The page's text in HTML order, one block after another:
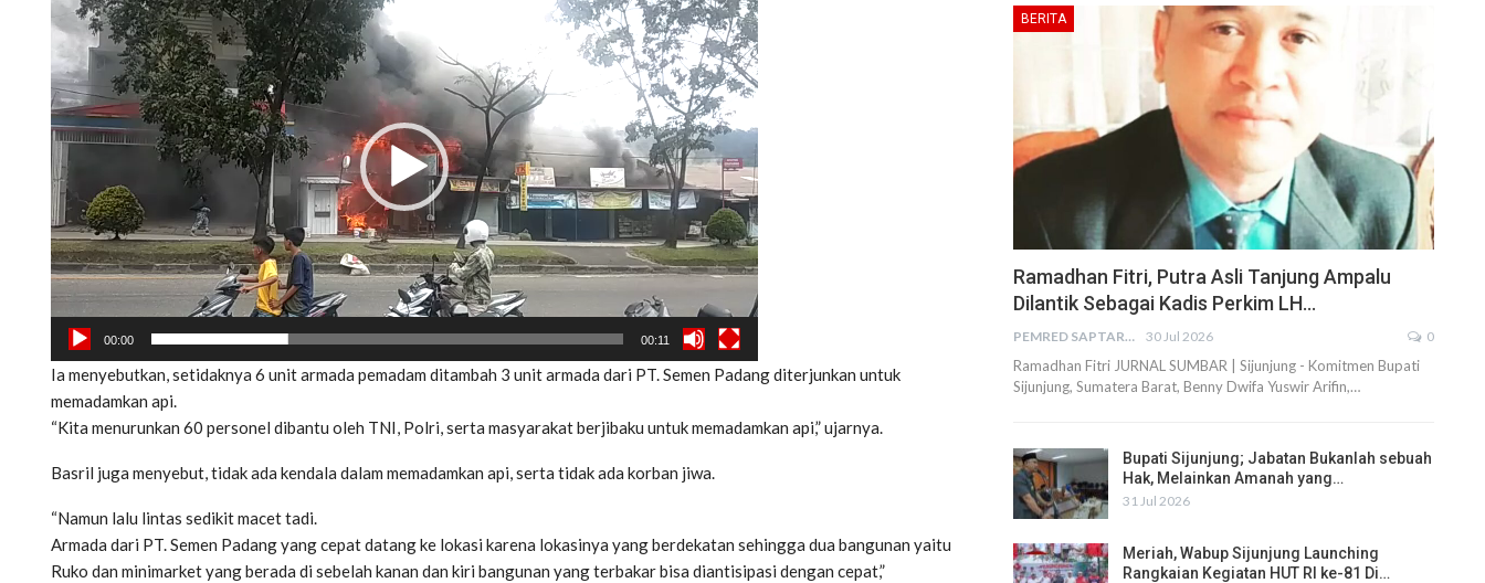
Video
00:00 00:11
Ia menyebutkan, setidaknya 6 unit armada pemadam ditambah 3 unit armada dari PT. Semen Padang diterjunkan untuk
memadamkan api.
“Kita menurunkan 60 personel dibantu oleh TNI, Polri, serta masyarakat berjibaku untuk memadamkan api,” ujarnya.
Basril juga menyebut, tidak ada kendala dalam memadamkan api, serta tidak ada korban jiwa.
“Namun lalu lintas sedikit macet tadi.
Armada dari PT. Semen Padang yang cepat datang ke lokasi karena lokasinya yang berdekatan sehingga dua bangunan yaitu
Ruko dan minimarket yang berada di sebelah kanan dan kiri bangunan yang terbakar bisa diantisipasi dengan cepat,”
BERITA
Ramadhan Fitri, Putra Asli Tanjung Ampalu
Dilantik Sebagai Kadis Perkim LH…
PEMRED SAPTARIUS 30 Jul 2026 0
Ramadhan Fitri JURNAL SUMBAR | Sijunjung - Komitmen Bupati
Sijunjung, Sumatera Barat, Benny Dwifa Yuswir Arifin,…
Bupati Sijunjung; Jabatan Bukanlah sebuah
Hak, Melainkan Amanah yang…
31 Jul 2026
Meriah, Wabup Sijunjung Launching
Rangkaian Kegiatan HUT RI ke-81 Di…